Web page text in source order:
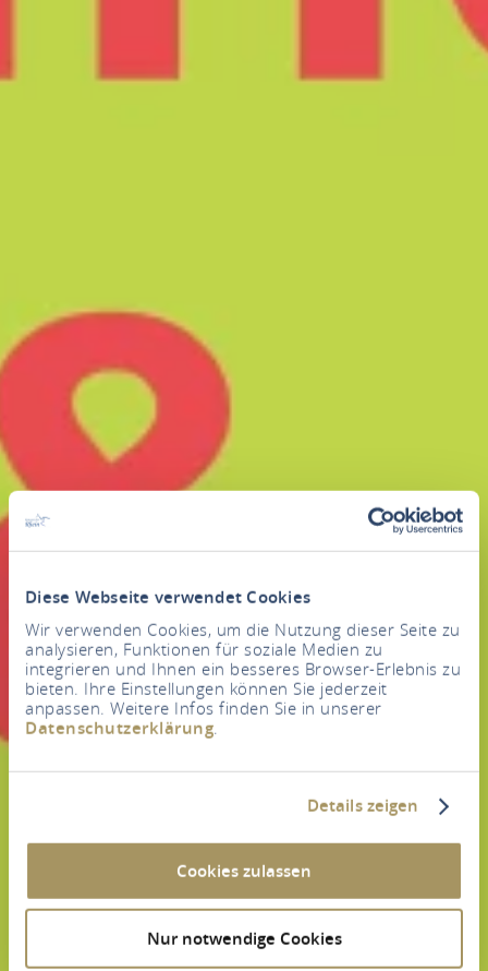
Diese Webseite verwendet Cookies
Wir verwenden Cookies, um die Nutzung dieser Seite zu
analysieren, Funktionen für soziale Medien zu
integrieren und Ihnen ein besseres Browser-Erlebnis zu
bieten. Ihre Einstellungen können Sie jederzeit
anpassen. Weitere Infos finden Sie in unserer
Datenschutzerklärung.
Details zeigen
Cookies zulassen
Nur notwendige Cookies